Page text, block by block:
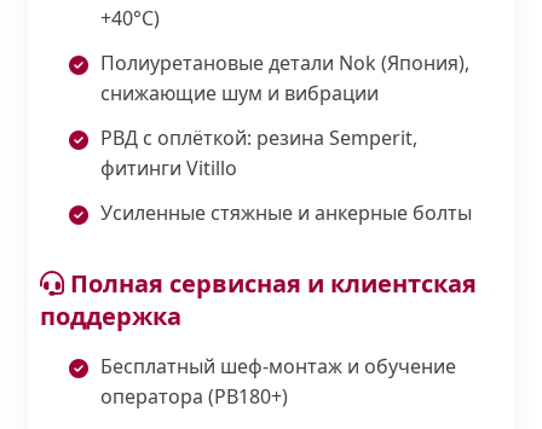
+40°С)
Полиуретановые детали Nok (Япония),
снижающие шум и вибрации
РВД с оплёткой: резина Semperit,
фитинги Vitillo
Усиленные стяжные и анкерные болты
Полная сервисная и клиентская
поддержка
Бесплатный шеф-монтаж и обучение
оператора (PB180+)